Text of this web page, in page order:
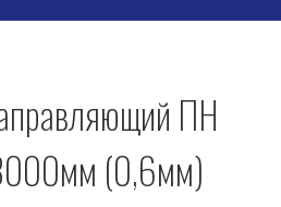
ПН
(0,6мм)